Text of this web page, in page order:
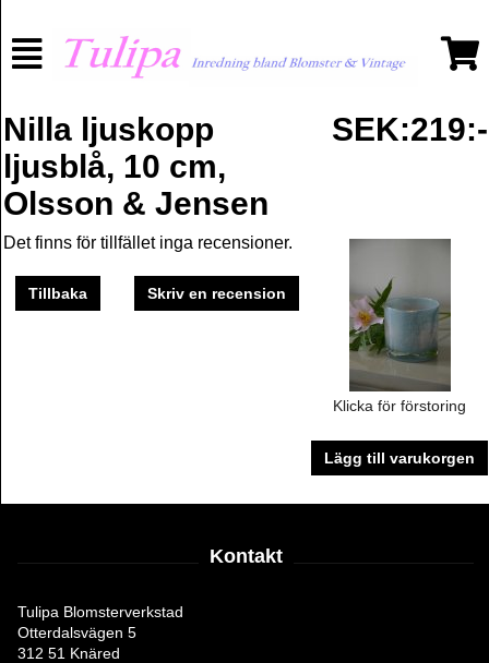
Nilla ljuskopp
ljusblå, 10 cm,
Olsson & Jensen
SEK:219:-
Det finns för tillfället inga recensioner.
Tillbaka Skriv en recension
Klicka för förstoring
Lägg till varukorgen
Kontakt
Tulipa Blomsterverkstad
Otterdalsvägen 5
312 51 Knäred